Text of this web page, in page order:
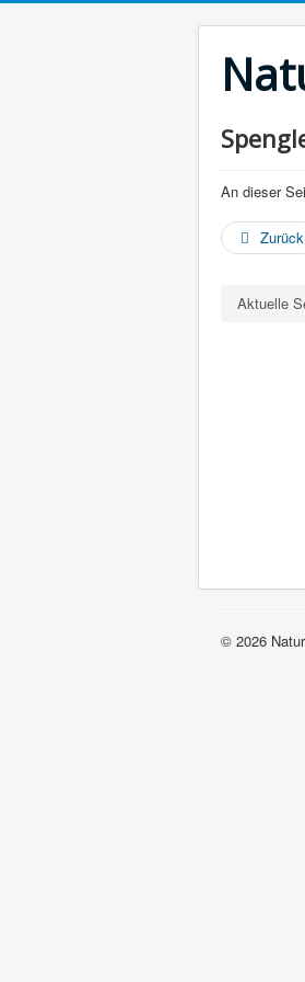
An dieser
Zurück
Aktuelle
© 2026